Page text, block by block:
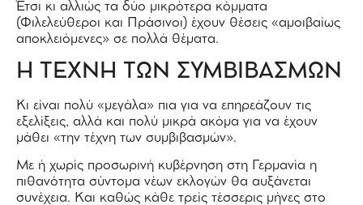
Έτσι κι αλλιώς τα δύο μικρότερα κόμματα
(Φιλελεύθεροι και Πράσινοι) έχουν θέσεις «αμοιβαίως
αποκλειόμενες» σε πολλά θέματα.
Η ΤΕΧΝΗ ΤΩΝ ΣΥΜΒΙΒΑΣΜΩΝ
Κι είναι πολύ «μεγάλα» πια για να επηρεάζουν τις
εξελίξεις, αλλά και πολύ μικρά ακόμα για να έχουν
μάθει «την τέχνη των συμβιβασμών».
Με ή χωρίς προσωρινή κυβέρνηση στη Γερμανία η
πιθανότητα σύντομα νέων εκλογών θα αυξάνεται
συνέχεια. Και καθώς κάθε τρείς τέσσερις μήνες στο